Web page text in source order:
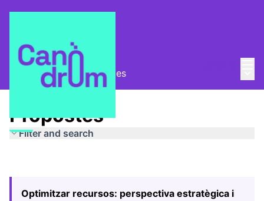
Pla Estratègic Propostes
Propostes
Filter and search
Optimitzar recursos: perspectiva estratègica i